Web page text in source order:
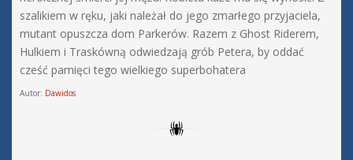
szalikiem w ręku, jaki należał do jego zmarłego przyjaciela,
mutant opuszcza dom Parkerów. Razem z Ghost Riderem,
Hulkiem i Traskówną odwiedzają grób Petera, by oddać
cześć pamięci tego wielkiego superbohatera
Autor: Dawidos